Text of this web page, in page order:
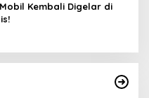
Kembali Digelar di